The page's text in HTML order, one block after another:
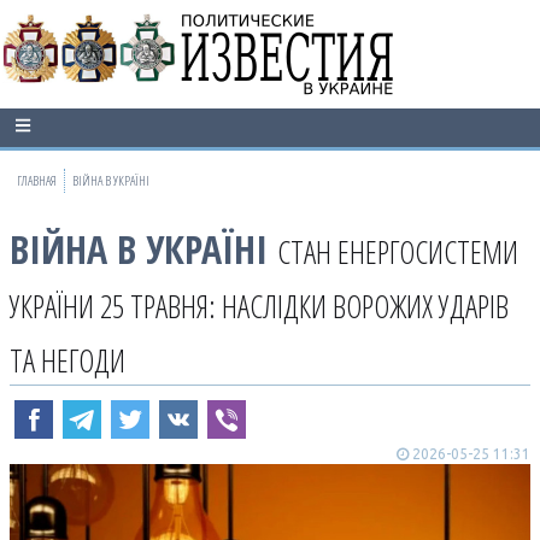
ГЛАВНАЯ ВІЙНА В УКРАЇНІ
ВІЙНА В УКРАЇНІ СТАН ЕНЕРГОСИСТЕМИ
УКРАЇНИ 25 ТРАВНЯ: НАСЛІДКИ ВОРОЖИХ УДАРІВ
ТА НЕГОДИ
2026-05-25 11:31